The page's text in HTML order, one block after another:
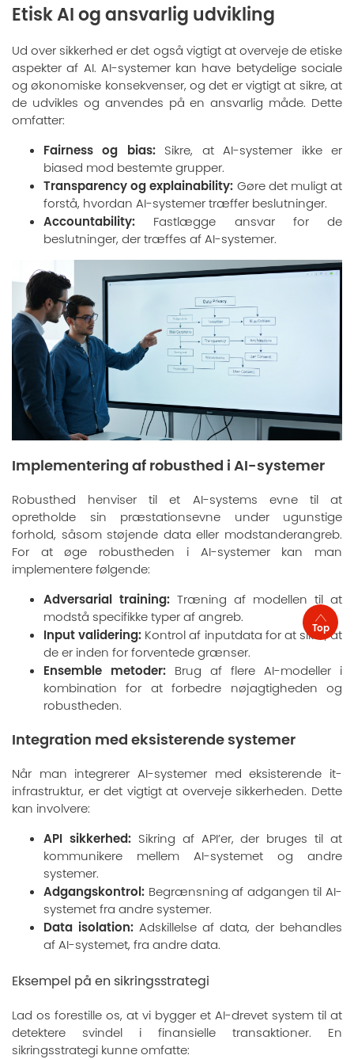
Etisk AI og ansvarlig udvikling
Ud over sikkerhed er det også vigtigt at overveje de etiske
aspekter af AI. AI-systemer kan have betydelige sociale
og økonomiske konsekvenser, og det er vigtigt at sikre, at
de udvikles og anvendes på en ansvarlig måde. Dette
omfatter:
Fairness og bias:Sikre, at AI-systemer ikke er
biased mod bestemte grupper.
Transparency og explainability: Gøre det muligt at
forstå, hvordan AI-systemer træffer beslutninger.
Accountability: Fastlægge ansvar for de
beslutninger, der træffes af AI-systemer.
Implementering af robusthed i AI-systemer
Robusthed henviser til et AI-systems evne til at
opretholde sin præstationsevne under ugunstige
forhold, såsom støjende data eller modstanderangreb.
For at øge robustheden i AI-systemer kan man
implementere følgende:
Adversarial training: Træning af modellen til at
modstå specifikke typer af angreb.
Input validering: Kontrol af inputdata for at sikre, at
de er inden for forventede grænser.
Ensemble metoder: Brug af flere AI-modeller i
kombination for at forbedre nøjagtigheden og
robustheden.
Integration med eksisterende systemer
Når man integrerer AI-systemer med eksisterende it-
infrastruktur, er det vigtigt at overveje sikkerheden. Dette
kan involvere:
API sikkerhed:Sikring af API’er, der bruges til at
kommunikere mellem AI-systemet og andre
systemer.
Adgangskontrol: Begrænsning af adgangen til AI-
systemet fra andre systemer.
Data isolation: Adskillelse af data, der behandles
af AI-systemet, fra andre data.
Eksempel på en sikringsstrategi
Lad os forestille os, at vi bygger et AI-drevet system til at
detektere svindel i finansielle transaktioner. En
sikringsstrategi kunne omfatte:
Top